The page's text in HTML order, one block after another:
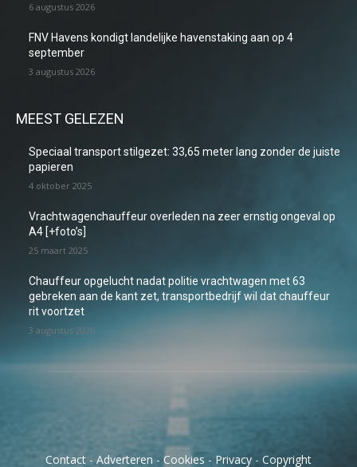
6 augustus 2026
FNV Havens kondigt landelijke havenstaking aan op 4
september
3 augustus 2026
MEEST GELEZEN
Speciaal transport stilgezet: 33,65 meter lang zonder de juiste
papieren
4 oktober 2025
Vrachtwagenchauffeur overleden na zeer ernstig ongeval op
A4 [+foto’s]
25 maart 2025
Chauffeur opgelucht nadat politie vrachtwagen met 63
gebreken aan de kant zet, transportbedrijf wil dat chauffeur
rit voortzet
3 augustus 2026
Contact -Adverteren - Cookies - Privacy - Copyright